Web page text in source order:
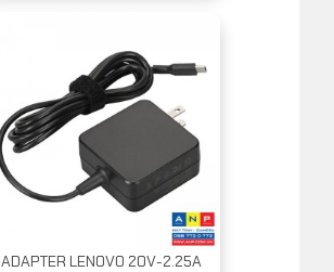
ADAPTER LENOVO 20V-2.25A